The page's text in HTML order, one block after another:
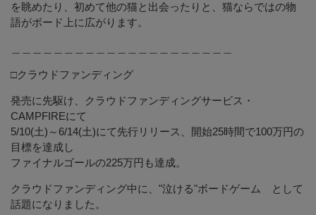
を眺めたり、初めて他の猫と出会ったりと、猫ならではの物
語がボード上に広がります。
□クラウドファンディング
発売に先駆け、クラウドファンディングサービス・
CAMPFIREにて
5/10(土)～6/14(土)にて先行リリース、開始25時間で100万円の
目標を達成し
ファイナルゴールの225万円も達成。
クラウドファンディング中に、"泣ける"ボードゲーム として
話題になりました。